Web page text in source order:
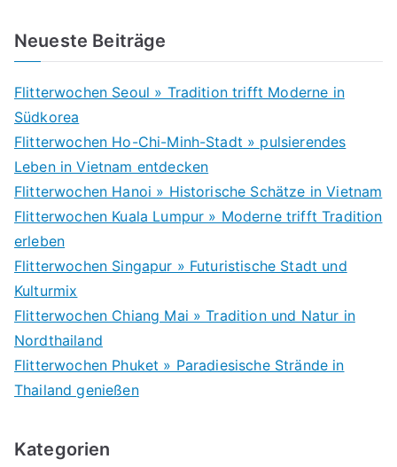
Neueste Beiträge
Flitterwochen Seoul » Tradition trifft Moderne in
Südkorea
Flitterwochen Ho-Chi-Minh-Stadt » pulsierendes
Leben in Vietnam entdecken
Flitterwochen Hanoi » Historische Schätze in Vietnam
Flitterwochen Kuala Lumpur » Moderne trifft Tradition
erleben
Flitterwochen Singapur » Futuristische Stadt und
Kulturmix
Flitterwochen Chiang Mai » Tradition und Natur in
Nordthailand
Flitterwochen Phuket » Paradiesische Strände in
Thailand genießen
Kategorien